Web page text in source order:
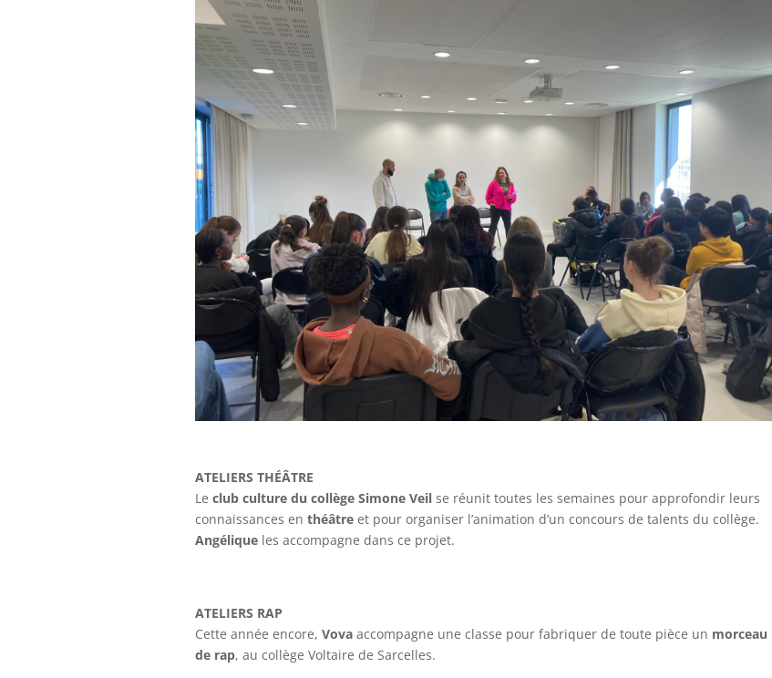
ATELIERS THÉÂTRE
Le club culture du collège Simone Veilse réunit toutes les semaines pour approfondir leurs
connaissances en théâtreet pour organiser l’animation d’un concours de talents du collège.
Angéliqueles accompagne dans ce projet.
ATELIERS RAP
Cette année encore, Vovaaccompagne une classe pour fabriquer de toute pièce un morceau
de rap, au collège Voltaire de Sarcelles.